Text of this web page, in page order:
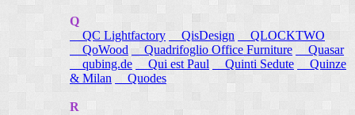
Q
QC Lightfactory
QisDesign
QLOCKTWO
QoWood Quadrifoglio Office Furniture
Quasar
qubing.de
Qui est Paul Quinti Sedute
Quinze
& Milan
Quodes
R